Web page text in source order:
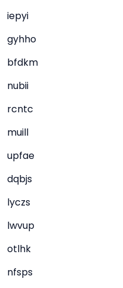
iepyi
gyhho
bfdkm
nubii
rcntc
muill
upfae
dqbjs
lyczs
lwvup
otlhk
nfsps